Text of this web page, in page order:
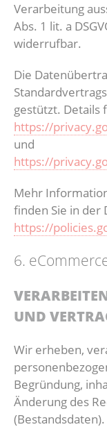
Verarbeitung
Abs. 1 lit. a
widerrufbar.
Die
gestützt. Details
https://
und
https://
Mehr
finden Sie in der
https://
6.
UND
Wir erheben,
Begründung,
Änderung des